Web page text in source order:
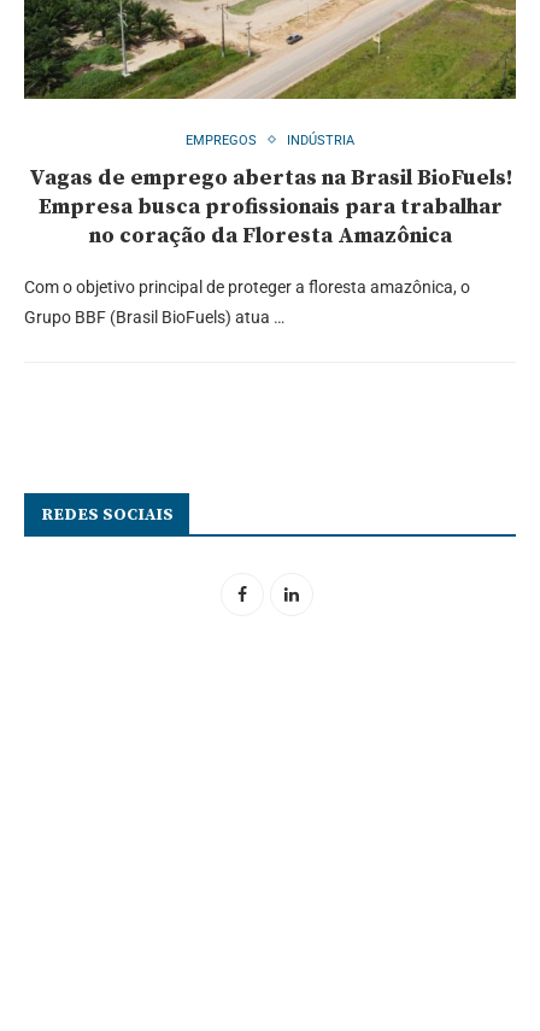
EMPREGOS INDÚSTRIA
Vagas de emprego abertas na Brasil BioFuels!
Empresa busca profissionais para trabalhar
no coração da Floresta Amazônica
Com o objetivo principal de proteger a floresta amazônica, o
Grupo BBF (Brasil BioFuels) atua …
REDES SOCIAIS